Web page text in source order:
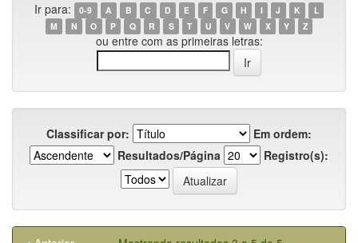
Ir para: 0-9 A B C D E F G H I J K
L
M
N O P Q R S T U V W X Y Z
ou entre com as primeiras letras:
Classificar por:
Em ordem:
Resultados/Página
Registro(s):